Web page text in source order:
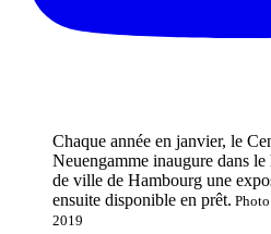
Chaque année en janvier, le
Neuengamme inaugure dans le
de ville de Hambourg une
ensuite disponible en prêt.
2019